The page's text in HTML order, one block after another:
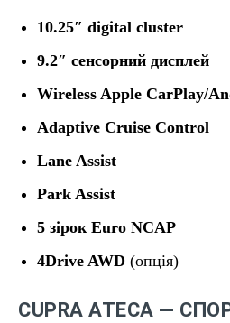
10.25″ digital cluster
9.2″ сенсорний дисплей
Wireless Apple CarPlay/
Adaptive Cruise Control
Lane Assist
Park Assist
5 зірок Euro NCAP
4Drive AWD (опція)
CUPRA ATECA —